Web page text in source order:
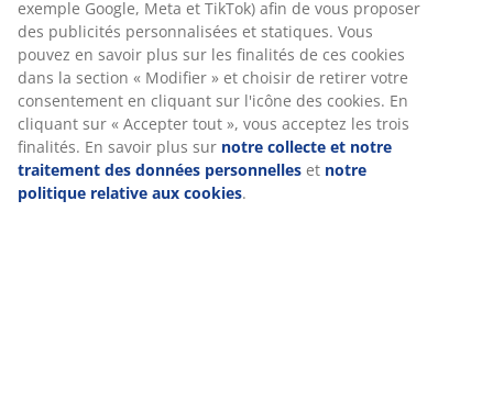
exemple Google, Meta et TikTok) afin de vous proposer
des publicités personnalisées et statiques. Vous
pouvez en savoir plus sur les finalités de ces cookies
dans la section « Modifier » et choisir de retirer votre
consentement en cliquant sur l'icône des cookies. En
cliquant sur « Accepter tout », vous acceptez les trois
finalités. En savoir plus sur notre collecte et notre
traitement des données personnelles et notre
politique relative aux cookies.